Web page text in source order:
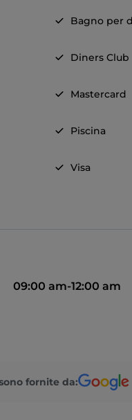
Bagno per
Diners Club
Mastercard
Piscina
Visa
09:00 am-12:00 am
fornite da: